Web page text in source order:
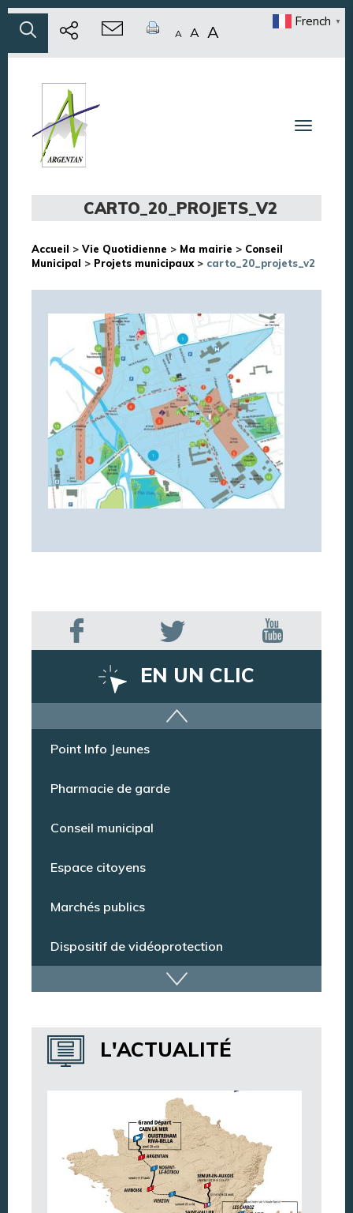
A A A
French ▼
Toggle
CARTO_20_PROJETS_V2
Accueil > Vie Quotidienne > Ma mairie > Conseil
Municipal > Projets municipaux > carto_20_projets_v2
EN UN CLIC
Offres d’emploi
Dispositif de vidéoprotection
Annuaire des associations
Argentan Aujourd’hui
L'ACTUALITÉ